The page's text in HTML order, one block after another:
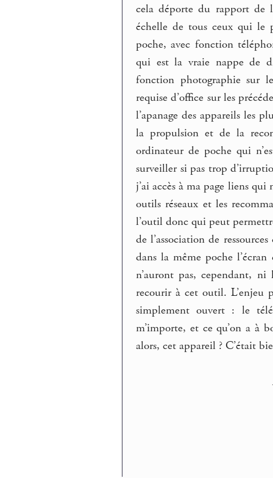
cela déporte du rapport de
échelle de tous ceux qui le
poche, avec fonction
qui est la vraie nappe de
fonction photographie sur
requise d’office sur les
l’apanage des appareils les
la propulsion et de la
ordinateur de poche qui
surveiller si pas trop
j’ai accès à ma page liens
outils réseaux et les
l’outil donc qui peut
de l’association de
dans la même poche
n’auront pas, cependant,
recourir à cet outil. L’enjeu
simplement ouvert : le
m’importe, et ce qu’on a à
alors, cet appareil ? C’était